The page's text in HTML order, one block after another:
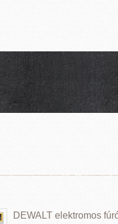
DEWALT elektromos